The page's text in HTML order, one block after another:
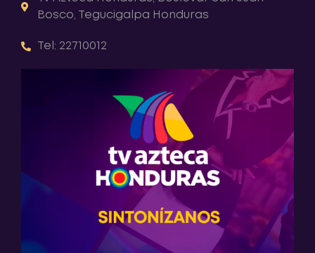
Bosco, Tegucigalpa Honduras
Tel: 22710012